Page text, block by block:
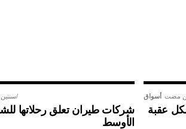
شركات طيران تعلق رحلاتها
الأوسط
أسواق مضت
عقبة